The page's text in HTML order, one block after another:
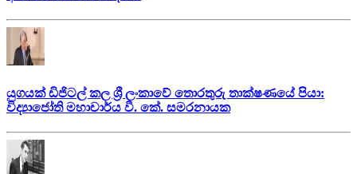
යුගයක් ඩිජිටල් කල ශ්‍රී ලංකාවේ තොරතුරු තාක්ෂණයේ පියා:
විද්‍යාජෝති මහාචාර්ය වී. කේ. සමරනායක